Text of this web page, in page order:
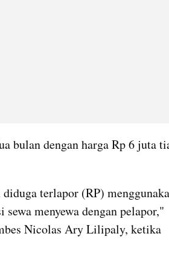
bulan dengan harga Rp 6 juta
terlapor (RP)
menyewa dengan pelapor,"
Nicolas Ary Lilipaly, ketika